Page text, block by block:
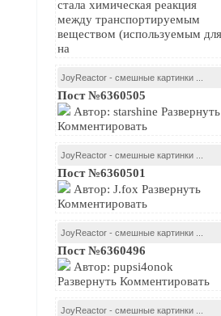
стала химическая реакция
между транспортируемым
веществом (используемым для
на
JoyReactor - смешные картинки ...
Пост №6360505
Автор: starshine Развернуть
Комментировать
JoyReactor - смешные картинки ...
Пост №6360501
Автор: J.fox Развернуть
Комментировать
JoyReactor - смешные картинки ...
Пост №6360496
Автор: pupsi4onok
Развернуть Комментировать
JoyReactor - смешные картинки ...